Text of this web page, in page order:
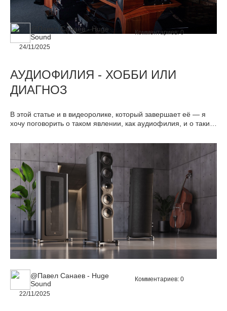
@Павел Санаев - Huge
Sound
24/11/2025
Комментариев:0
АУДИОФИЛИЯ - ХОББИ ИЛИ
ДИАГНОЗ
В этой статье и в видеоролике, который завершает её — я
хочу поговорить о таком явлении, как аудиофилия, и о таких
поверхностных клише, с уважением к теме и с пониманием,
которое у меня сформировалось за многие годы работы со
звуком и прослушивания самых разных систем.
@Павел Санаев - Huge
Sound
22/11/2025
Комментариев: 0